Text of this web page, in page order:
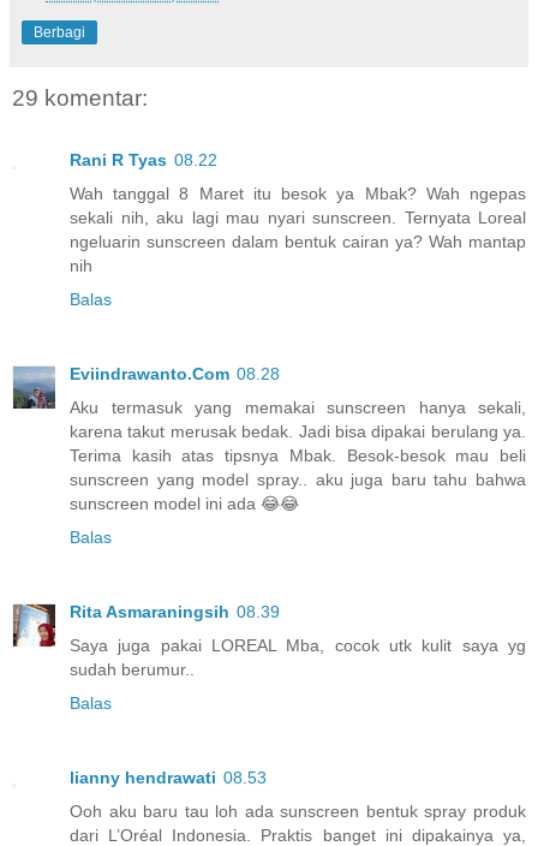
Berbagi
29 komentar:
Rani R Tyas 08.22
Wah tanggal 8 Maret itu besok ya Mbak? Wah ngepas
sekali nih, aku lagi mau nyari sunscreen. Ternyata Loreal
ngeluarin sunscreen dalam bentuk cairan ya? Wah mantap
nih
Balas
Eviindrawanto.Com 08.28
Aku termasuk yang memakai sunscreen hanya sekali,
karena takut merusak bedak. Jadi bisa dipakai berulang ya.
Terima kasih atas tipsnya Mbak. Besok-besok mau beli
sunscreen yang model spray.. aku juga baru tahu bahwa
sunscreen model ini ada 😂😂
Balas
Rita Asmaraningsih 08.39
Saya juga pakai LOREAL Mba, cocok utk kulit saya yg
sudah berumur..
Balas
lianny hendrawati 08.53
Ooh aku baru tau loh ada sunscreen bentuk spray produk
dari L’Oréal Indonesia. Praktis banget ini dipakainya ya,